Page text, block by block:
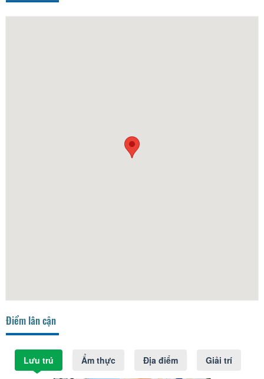
Điểm lân cận
Lưu trú Ẩm thực Địa điểm Giải trí